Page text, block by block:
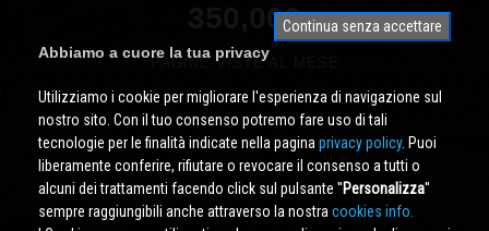
350,000
PAGINE VISTE AL MESE
Continua senza accettare
Abbiamo a cuore la tua privacy
Utilizziamo i cookie per migliorare l'esperienza di navigazione sul
nostro sito. Con il tuo consenso potremo fare uso di tali
tecnologie per le finalità indicate nella pagina privacy policy. Puoi
liberamente conferire, rifiutare o revocare il consenso a tutti o
alcuni dei trattamenti facendo click sul pulsante ''Personalizza''
sempre raggiungibili anche attraverso la nostra cookies info.